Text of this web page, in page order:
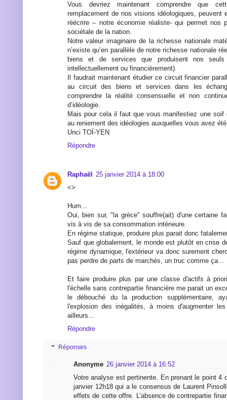
Vous devriez maintenant comprendre que
remplacement de nos visions idéologiques, peuvent
réécrire – notre économie réaliste- qui permet nos
sociétale de la nation.
Notre valeur imaginaire de la richesse nationale
n’existe qu’en parallèle de notre richesse nationale
biens et de services que produisent nos seuls
intellectuellement ou financièrement).
Il faudrait maintenant étudier ce circuit financier
au circuit des biens et services dans les
comprendre la réalité consensuelle et non
d’idéologie.
Mais pour cela il faut que vous manifestiez une soif
au reniement des idéologies auxquelles vous avez
Unci TOÏ-YEN
Répondre
Raphaël
25 janvier 2014 à 18:00
<>
Hum...
Oui, bien sur, "la grèce" souffre(ait) d'une certaine
vis à vis de sa consommation intérieure.
En régime statique, produire plus parait donc
Sauf que globalement, le monde est plutôt en crise
régime dynamique, l'extérieur va donc surement
pas perdre de parts de marchés, un truc comme ça...
Et faire produire plus par une classe d'actifs à
l'échelle sans contrepartie financière me parait un
le débouché du la production supplémentaire,
l'explosion des inégalités, à moins d'augmenter
ailleurs...
Répondre
Réponses
Anonyme 26 janvier 2014 à 16:52
Votre analyse est pertinente. En prenant le point 4
janvier 12h18 qui a le consensus de Laurent
effets de cette offre. L’absence de contrepartie